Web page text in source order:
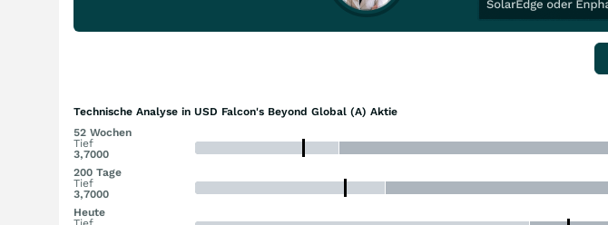
Technische Analyse in USD Falcon's Beyond Global (A) Aktie
52 Wochen
Tief
3,7000
200 Tage
Tief
3,7000
Heute